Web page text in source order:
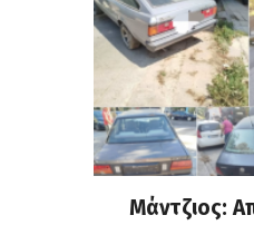
Μάντζιος: